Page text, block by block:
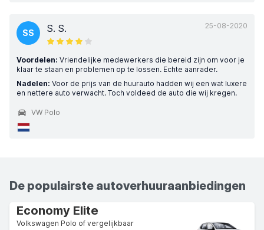
25-08-2020
SS S. S.
Voordelen: Vriendelijke medewerkers die bereid zijn om voor je
klaar te staan en problemen op te lossen. Echte aanrader.
Nadelen: Voor de prijs van de huurauto hadden wij een wat luxere
en nettere auto verwacht. Toch voldeed de auto die wij kregen.
VW Polo
De populairste autoverhuuraanbiedingen
Economy Elite
Volkswagen Polo of vergelijkbaar